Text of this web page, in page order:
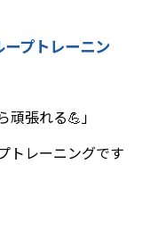
プトレーニン
頑張れる💪」
トレーニングです